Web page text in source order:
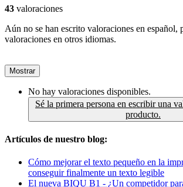
43 valoraciones
Aún no se han escrito valoraciones en español,
valoraciones en otros idiomas.
Mostrar
No hay valoraciones disponibles.
Sé la primera persona en escribir una
producto.
Artículos de nuestro blog:
Cómo mejorar el texto pequeño en la
conseguir finalmente un texto legible
El nueva BIQU B1 - ¿Un competidor